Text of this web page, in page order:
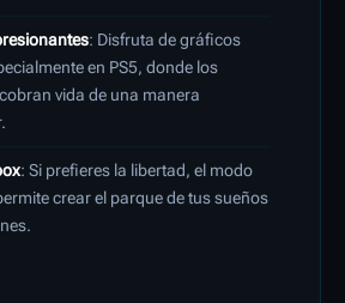
: Disfruta de gráficos
en PS5, donde los
vida de una manera
: Si prefieres la libertad, el modo
crear el parque de tus sueños